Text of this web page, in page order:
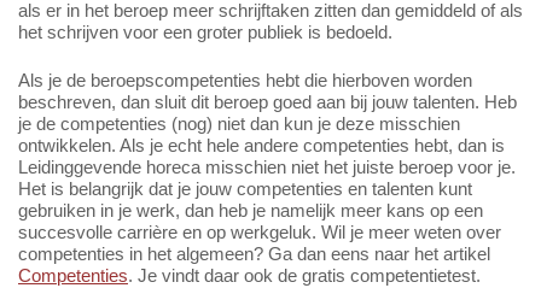
als er in het beroep meer schrijftaken zitten dan gemiddeld of als
het schrijven voor een groter publiek is bedoeld.
Als je de beroepscompetenties hebt die hierboven worden
beschreven, dan sluit dit beroep goed aan bij jouw talenten. Heb
je de competenties (nog) niet dan kun je deze misschien
ontwikkelen. Als je echt hele andere competenties hebt, dan is
Leidinggevende horeca misschien niet het juiste beroep voor je.
Het is belangrijk dat je jouw competenties en talenten kunt
gebruiken in je werk, dan heb je namelijk meer kans op een
succesvolle carrière en op werkgeluk. Wil je meer weten over
competenties in het algemeen? Ga dan eens naar het artikel
Competenties. Je vindt daar ook de gratis competentietest.